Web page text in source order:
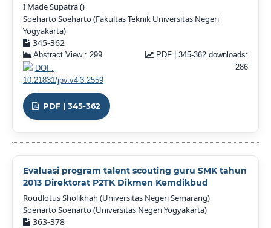
I Made Supatra ()
Soeharto Soeharto (Fakultas Teknik Universitas Negeri
Yogyakarta)
345-362
Abstract View : 299
PDF | 345-362 downloads:
286
DOI :
10.21831/jpv.v4i3.2559
PDF | 345-362
Evaluasi program talent scouting guru SMK tahun
2013 Direktorat P2TK Dikmen Kemdikbud
Roudlotus Sholikhah (Universitas Negeri Semarang)
Soenarto Soenarto (Universitas Negeri Yogyakarta)
363-378